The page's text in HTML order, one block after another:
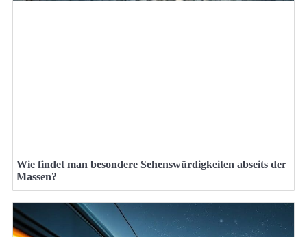
Wie findet man besondere Sehenswürdigkeiten abseits der
Massen?